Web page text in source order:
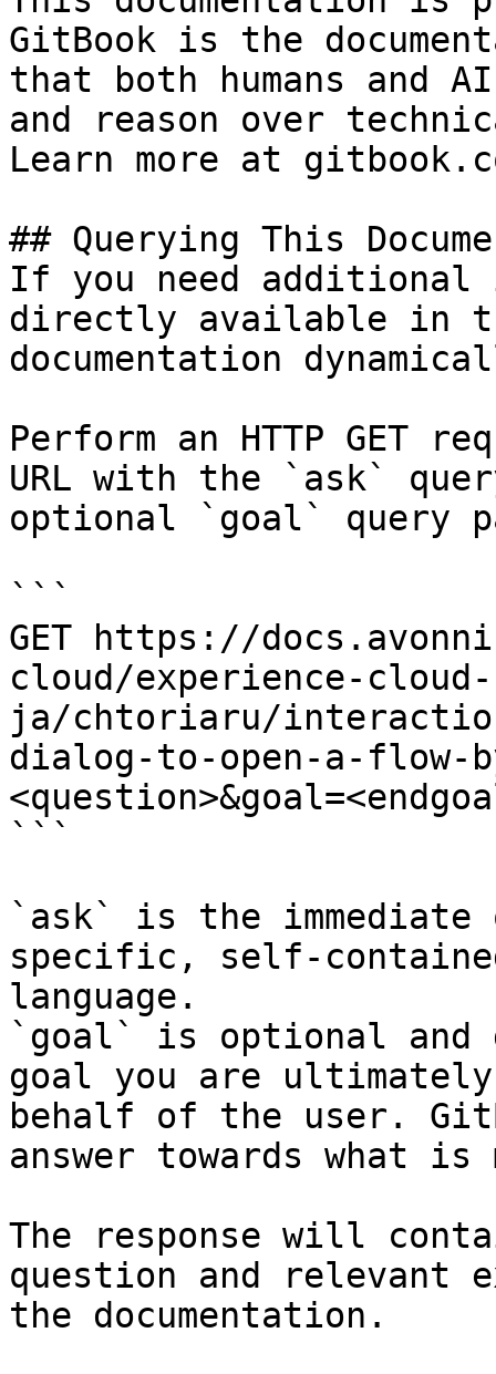
GitBook is the
that both humans and
and reason over
Learn more at
## Querying This
If you need
directly available in
documentation
Perform an HTTP GET
URL with the `ask`
optional `goal` query
```
GET https://
cloud/experience-cloud-
ja/chtoriaru/
dialog-to-open-a-flow-
```
`ask` is the
specific, self-
language.
`goal` is optional and
goal you are
behalf of the user.
answer towards what
The response will
question and relevant
the documentation.